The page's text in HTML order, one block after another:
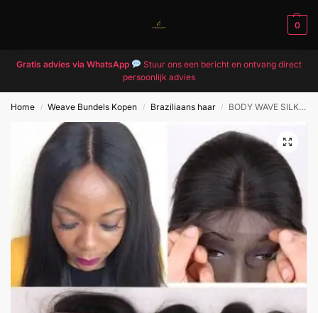
0
Gratis advies via WhatsApp
Stuur ons een bericht en ontvang direct
persoonlijk advies
Home / Weave Bundels Kopen / Braziliaans haar / BODY WAVE SILK CLOSURE